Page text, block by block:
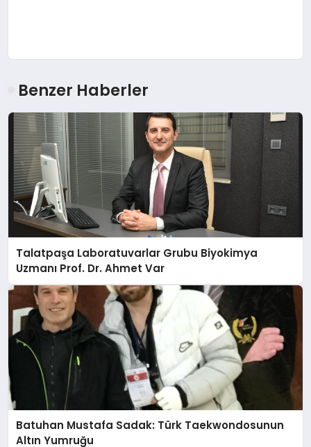
Benzer Haberler
Talatpaşa Laboratuvarlar Grubu Biyokimya
Uzmanı Prof. Dr. Ahmet Var
Batuhan Mustafa Sadak: Türk Taekwondosunun
Altın Yumruğu